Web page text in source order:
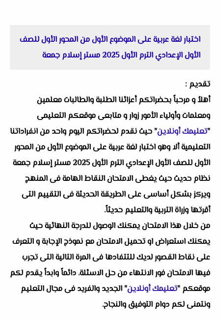
اختبار لغة عربية على الموضوع الأول من المحور الأول للصف
الأول الإعدادي الترم الأول 2025 مستر إسلام جمعة
تقديم :
أهلاُ و مرحباً بحضراتكم أعزائنا الطلبة والطالبات معلمين
ومعلمات وأولياء الأمور زوار و متابعى موقعكم التعليمى
"تعليمك أونلاين" حيث نقدم لحضراتكم اليوم واحد من انفراداتنا
التعليمية ألا وهو اختبار لغة عربية على الموضوع الأول من المحور
الأول للصف الأول الإعدادي الترم الأول 2025 مستر إسلام جمعة
نظام حديث حيث يغطى الامتحان النقاط الهامة فى المنهج
ويركز بشكل أساسى على الطريقة الحديثة فى التقييم التى
أقرتها وزراة التربية والتعليم حديثاً.
من خلال هذا الامتحان يمكنك الوصول للدرجة النهائية حيث
يمكنك استعراض او تحميل الامتحان مع نموذج الإجابة و التعرف
على نقاط القصور لديك للتتفادها فى المرة التالية التى تجرب
فيها الامتحان فور الانتهاء من حل الاسئلة. دائماً وابداً يقدم لكم
موقعكم "تعليمك أونلاين" الجديد والفريد فى مجال التعليم
ونتمنى لكم دوام التوفيق والنجاح.